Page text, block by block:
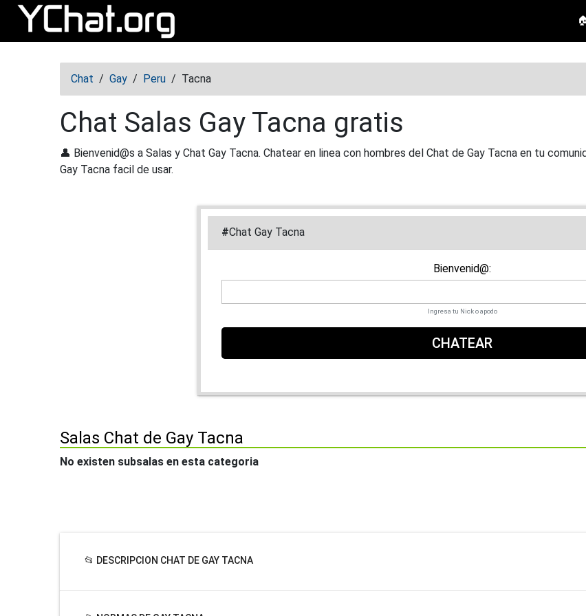
Chat / Gay / Peru / Tacna
Chat Salas Gay Tacna gratis
👤 Bienvenid@s a Salas y Chat Gay Tacna. Chatear en linea con hombres del Chat de Gay Tacna en tu
Gay Tacna facil de usar.
#Chat Gay Tacna
Bienvenid@:
Ingresa tu Nick o apodo
CHATEAR
Salas Chat de Gay Tacna
No existen subsalas en esta categoria
📂 DESCRIPCION CHAT DE GAY TACNA